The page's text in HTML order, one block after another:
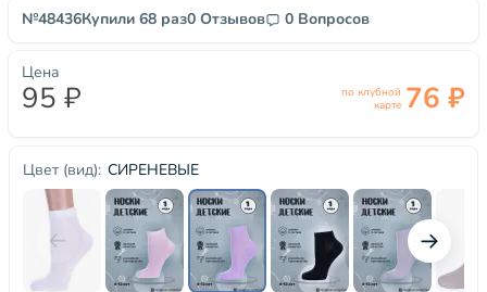
№48436Купили 68 раз0 Отзывов 0 Вопросов
Цвет (вид): СИРЕНЕВЫЕ
Цена
95 ₽
по клубной
карте 76 ₽